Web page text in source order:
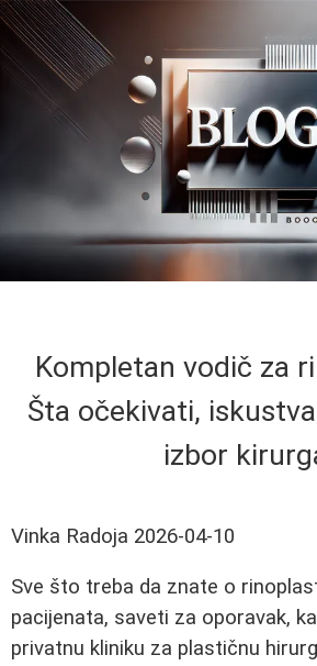
Kompletan vodič za
Šta očekivati,
izbor
Vinka Radoja 2026-04-10
Sve što treba da znate o
pacijenata, saveti za oporavak,
privatnu kliniku za plastičnu